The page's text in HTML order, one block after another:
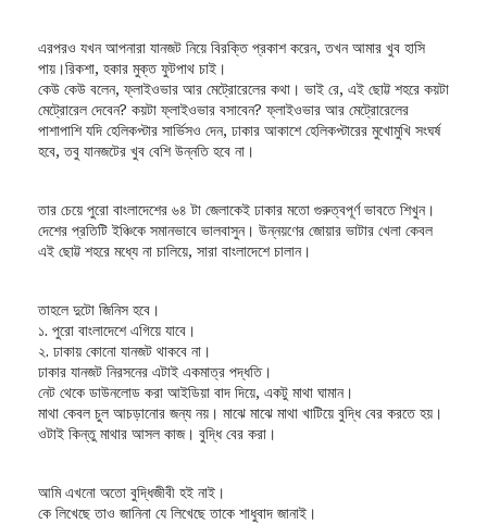
এরপরও যখন আপনারা যানজট নিয়ে বিরক্তি প্রকাশ করেন, তখন আমার খুব হাসি
পায়।রিকশা, হকার মুক্ত ফুটপাথ চাই।
কেউ কেউ বলেন, ফ্লাইওভার আর মেট্রোরেলের কথা। ভাই রে, এই ছোট্ট শহরে কয়টা
মেট্রোরেল দেবেন? কয়টা ফ্লাইওভার বসাবেন? ফ্লাইওভার আর মেট্রোরেলের
পাশাপাশি যদি হেলিকপ্টার সার্ভিসও দেন, ঢাকার আকাশে হেলিকপ্টারের মুখোমুখি সংঘর্ষ
হবে, তবু যানজটের খুব বেশি উন্নতি হবে না।
তার চেয়ে পুরো বাংলাদেশের ৬৪ টা জেলাকেই ঢাকার মতো গুরুত্বপূর্ণ ভাবতে শিখুন।
দেশের প্রতিটি ইঞ্চিকে সমানভাবে ভালবাসুন। উন্নয়ণের জোয়ার ভাটার খেলা কেবল
এই ছোট্ট শহরে মধ্যে না চালিয়ে, সারা বাংলাদেশে চালান।
তাহলে দুটো জিনিস হবে।
১. পুরো বাংলাদেশে এগিয়ে যাবে।
২. ঢাকায় কোনো যানজট থাকবে না।
ঢাকার যানজট নিরসনের এটাই একমাত্র পদ্ধতি।
নেট থেকে ডাউনলোড করা আইডিয়া বাদ দিয়ে, একটু মাথা ঘামান।
মাথা কেবল চুল আচড়ানোর জন্য নয়। মাঝে মাঝে মাথা খাটিয়ে বুদ্ধি বের করতে হয়।
ওটাই কিন্তু মাথার আসল কাজ। বুদ্ধি বের করা।
আমি এখনো অতো বুদ্ধিজীবী হই নাই।
কে লিখেছে তাও জানিনা যে লিখেছে তাকে শাধুবাদ জানাই।